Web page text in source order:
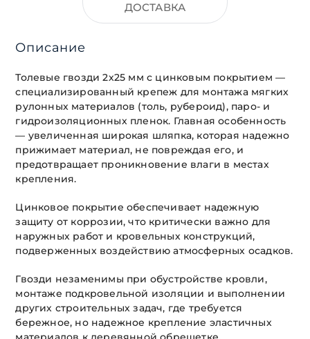
ДОСТАВКА
Описание
Толевые гвозди 2х25 мм с цинковым покрытием —
специализированный крепеж для монтажа мягких
рулонных материалов (толь, рубероид), паро- и
гидроизоляционных пленок. Главная особенность
— увеличенная широкая шляпка, которая надежно
прижимает материал, не повреждая его, и
предотвращает проникновение влаги в местах
крепления.
Цинковое покрытие обеспечивает надежную
защиту от коррозии, что критически важно для
наружных работ и кровельных конструкций,
подверженных воздействию атмосферных осадков.
Гвозди незаменимы при обустройстве кровли,
монтаже подкровельной изоляции и выполнении
других строительных задач, где требуется
бережное, но надежное крепление эластичных